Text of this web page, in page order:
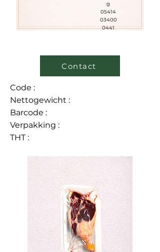
g
05414
03400
0441
Contact
Code :
Nettogewicht :
Barcode :
Verpakking :
THT :